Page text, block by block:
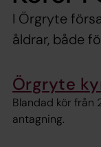
I Örgryte
åldrar, både
Örgryte
Blandad kör från
antagning.